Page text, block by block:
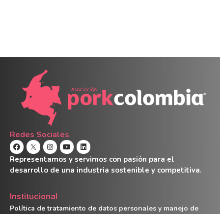
Redes Sociales
Representamos y servimos con pasión para el
desarrollo de una industria sostenible y competitiva.
Institucional
Política de tratamiento de datos personales y manejo de